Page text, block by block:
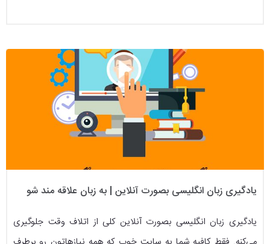
یادگیری زبان انگلیسی بصورت آنلاین | به زبان علاقه مند شو
یادگیری زبان انگلیسی بصورت آنلاین کلی از اتلاف وقت جلوگیری